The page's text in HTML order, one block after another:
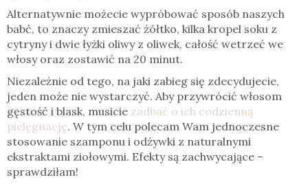
Alternatywnie możecie wypróbować sposób naszych
babć, to znaczy zmieszać żółtko, kilka kropel soku z
cytryny i dwie łyżki oliwy z oliwek, całość wetrzeć we
włosy oraz zostawić na 20 minut.
Niezależnie od tego, na jaki zabieg się zdecydujecie,
jeden może nie wystarczyć. Aby przywrócić włosom
gęstość i blask, musicie zadbać o ich codzienną
pielęgnację. W tym celu polecam Wam jednoczesne
stosowanie szamponu i odżywki z naturalnymi
ekstraktami ziołowymi. Efekty są zachwycające –
sprawdziłam!